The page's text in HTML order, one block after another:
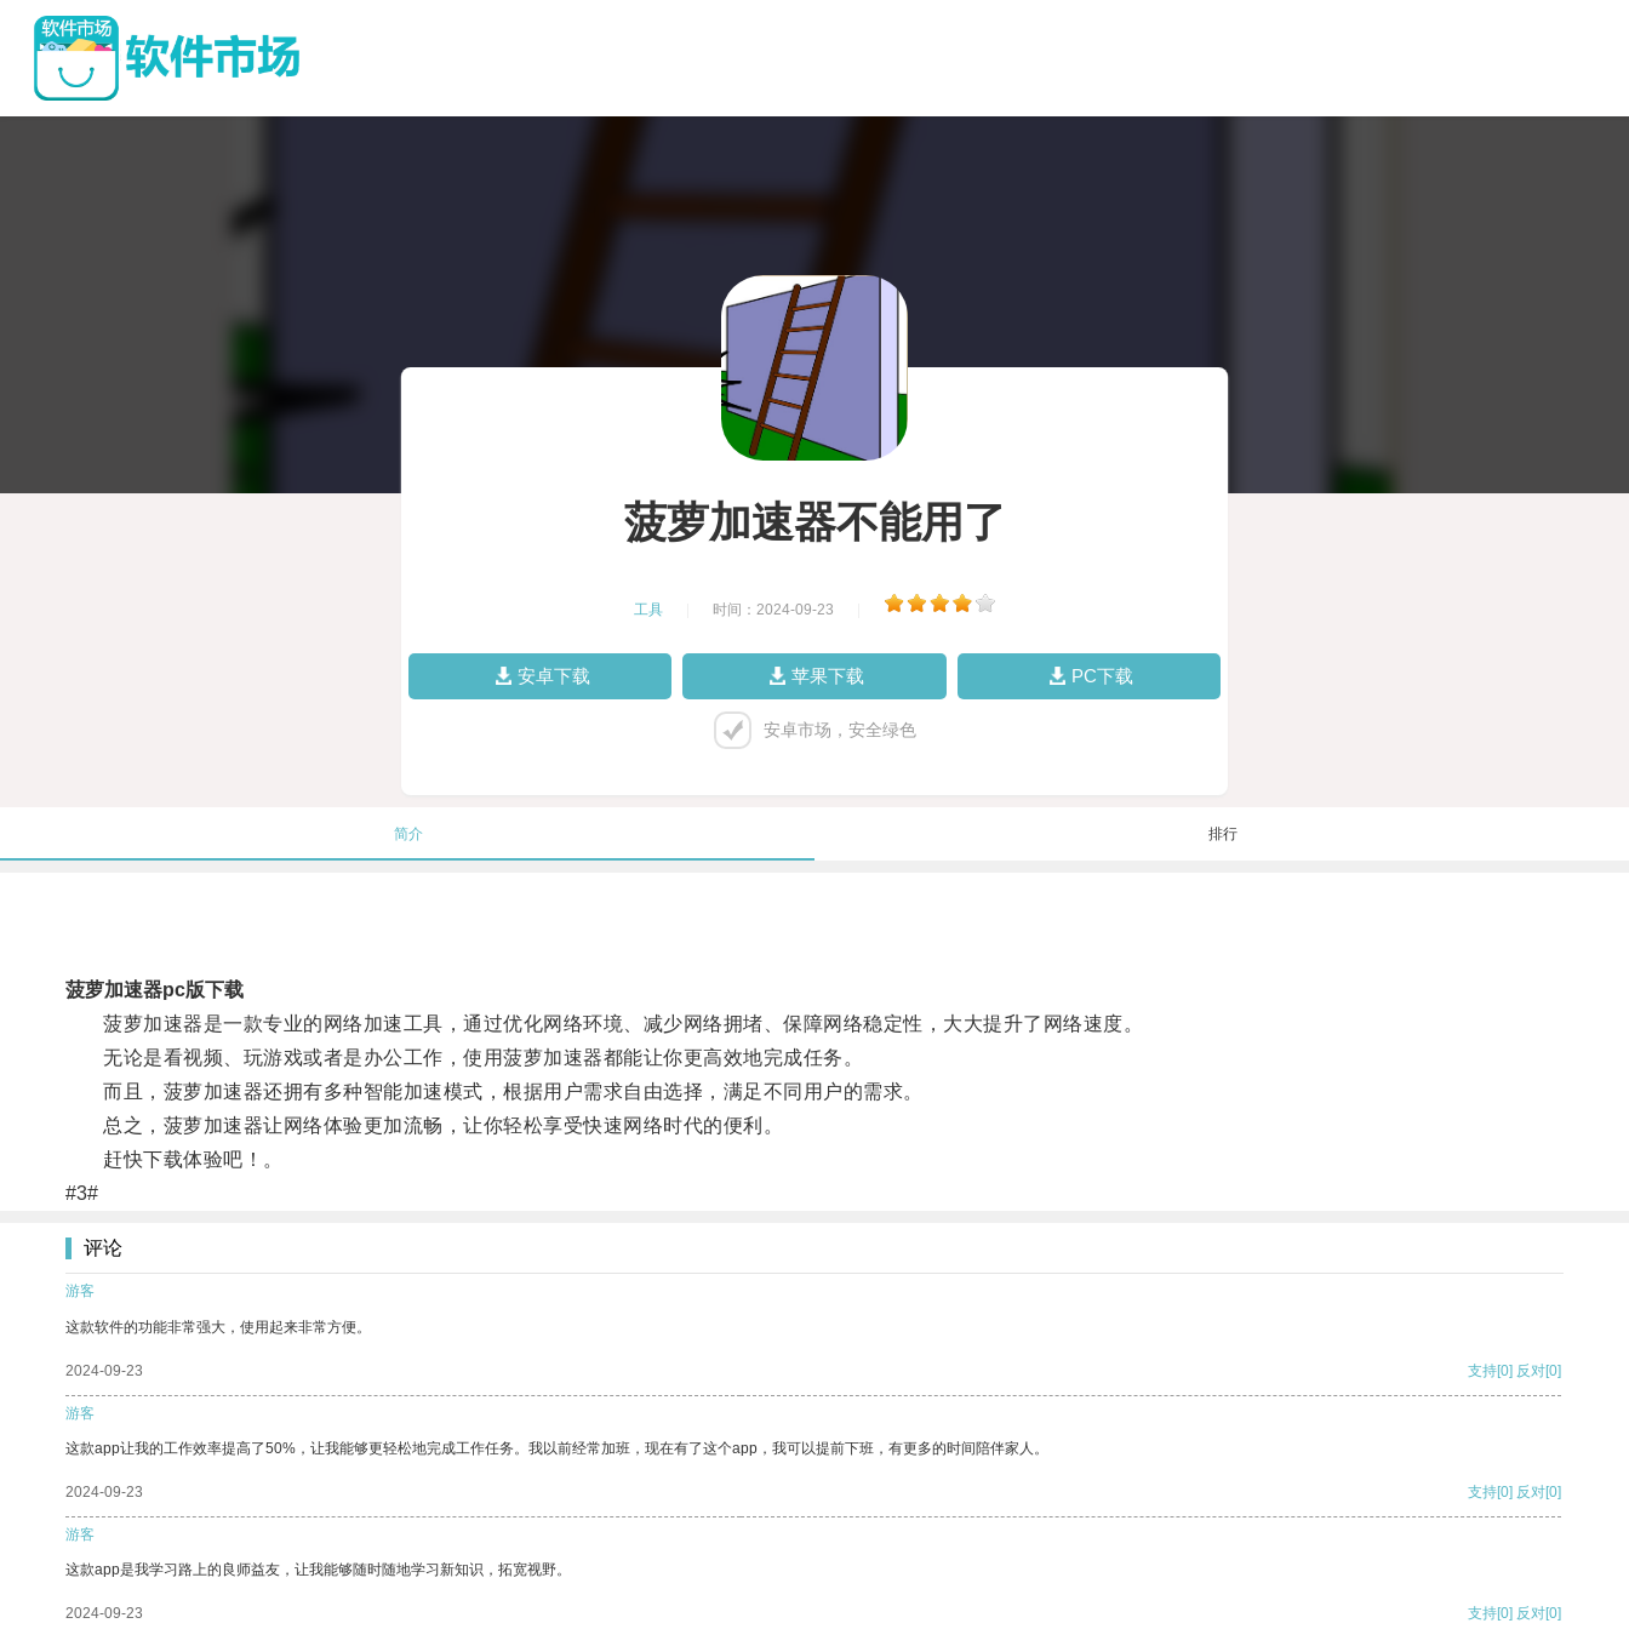
菠萝加速器不能用了
工具 时间：2024-09-23
安卓下载 苹果下载 PC下载
安卓市场，安全绿色
简介 排行
菠萝加速器pc版下载
菠萝加速器是一款专业的网络加速工具，通过优化网络环境、减少网络拥堵、保障网络稳定性，大大提升了网络速度。
无论是看视频、玩游戏或者是办公工作，使用菠萝加速器都能让你更高效地完成任务。
而且，菠萝加速器还拥有多种智能加速模式，根据用户需求自由选择，满足不同用户的需求。
总之，菠萝加速器让网络体验更加流畅，让你轻松享受快速网络时代的便利。
赶快下载体验吧！。
#3#
评论
游客
这款软件的功能非常强大，使用起来非常方便。
2024-09-23 支持[0] 反对[0]
游客
这款app让我的工作效率提高了50%，让我能够更轻松地完成工作任务。我以前经常加班，现在有了这个app，我可以提前下班，有更多的时间陪伴家人。
2024-09-23 支持[0] 反对[0]
游客
这款app是我学习路上的良师益友，让我能够随时随地学习新知识，拓宽视野。
2024-09-23 支持[0] 反对[0]